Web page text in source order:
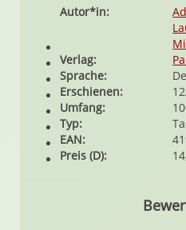
Autor*in:
Verlag:
Sprache:
Erschienen:
Umfang:
Typ:
EAN:
Preis (D):